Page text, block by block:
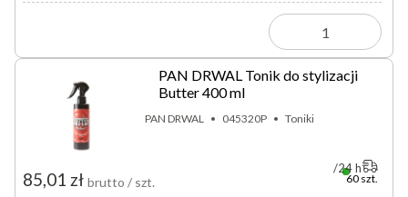
PAN DRWAL Tonik do stylizacji
Butter 400 ml
PAN DRWAL 045320P Toniki
85,01 zł brutto / szt. 60 szt.
24 h